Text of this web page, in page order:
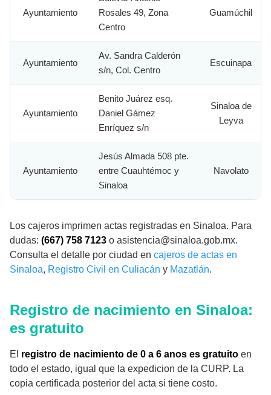
Ayuntamiento
Rosales 49, Zona
Centro
Guamúchil
Ayuntamiento
Av. Sandra Calderón
s/n, Col. Centro
Escuinapa
Ayuntamiento
Benito Juárez esq.
Daniel Gámez
Enríquez s/n
Sinaloa de
Leyva
Ayuntamiento
Jesús Almada 508 pte.
entre Cuauhtémoc y
Sinaloa
Navolato
Los cajeros imprimen actas registradas en Sinaloa. Para
dudas: (667) 758 7123 o asistencia@sinaloa.gob.mx.
Consulta el detalle por ciudad en cajeros de actas en
Sinaloa, Registro Civil en Culiacán y Mazatlán.
Registro de nacimiento en Sinaloa:
es gratuito
El registro de nacimiento de 0 a 6 anos es gratuito en
todo el estado, igual que la expedicion de la CURP. La
copia certificada posterior del acta si tiene costo.